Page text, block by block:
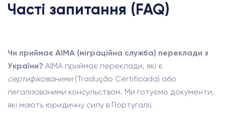
Часті запитання (FAQ)
Чи приймає AIMA (міграційна служба) переклади з
України? AIMA приймає переклади, які є
сертифікованими(Tradução Certificada) або
легалізованими консульством. Ми готуємо документи,
які мають юридичну силу в Португалії.